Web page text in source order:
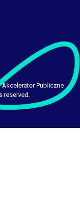
Publiczne
reserved.